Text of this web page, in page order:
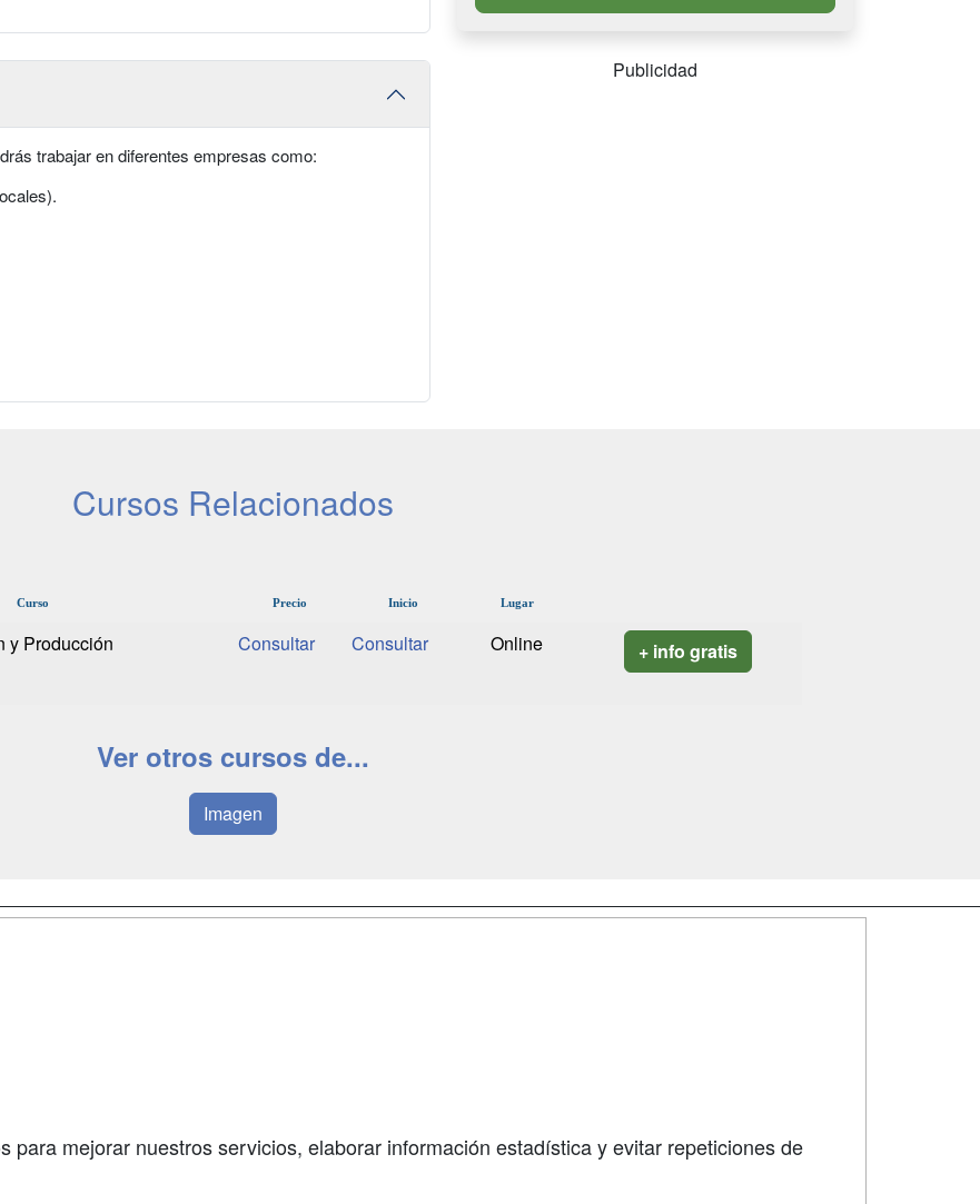
trabajar en diferentes empresas como:
Publicidad
Cursos Relacionados
Curso Precio Inicio Lugar
y Producción
Online + info gratis
Ver otros cursos de...
Imagen
para mejorar nuestros servicios, elaborar información estadística y evitar repeticiones de